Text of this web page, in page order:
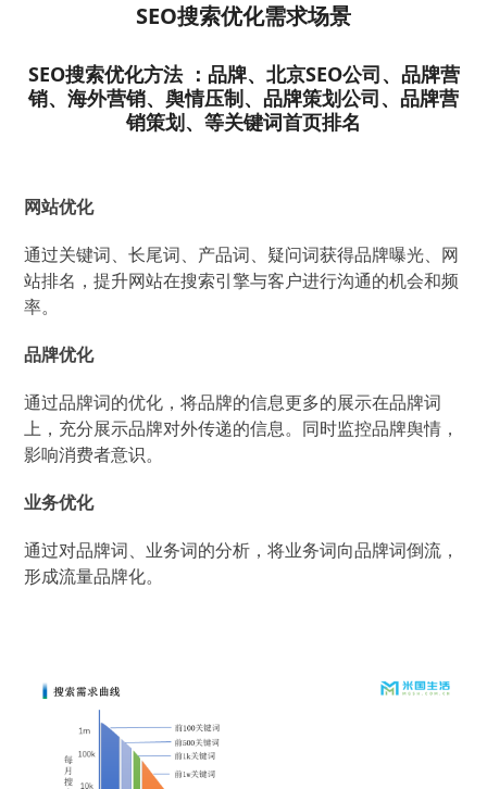
SEO搜索优化需求场景
SEO搜索优化方法：品牌、北京SEO公司、品牌营
销、海外营销、舆情压制、品牌策划公司、品牌营
销策划、等关键词首页排名
网站优化
通过关键词、长尾词、产品词、疑问词获得品牌曝光、网
站排名，提升网站在搜索引擎与客户进行沟通的机会和频
率。
品牌优化
通过品牌词的优化，将品牌的信息更多的展示在品牌词
上，充分展示品牌对外传递的信息。同时监控品牌舆情，
影响消费者意识。
业务优化
通过对品牌词、业务词的分析，将业务词向品牌词倒流，
形成流量品牌化。